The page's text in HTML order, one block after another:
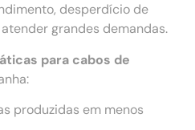
desperdício de
grandes demandas.
para cabos de
produzidas em menos